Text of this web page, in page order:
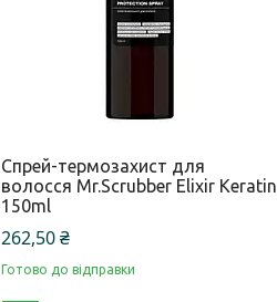
Спрей-термозахист для
волосся Mr.Scrubber Elixir Keratin
150ml
262,50 ₴
Готово до відправки